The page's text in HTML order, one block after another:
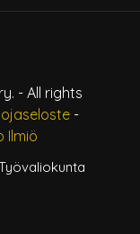
- All rights
-
Ilmiö